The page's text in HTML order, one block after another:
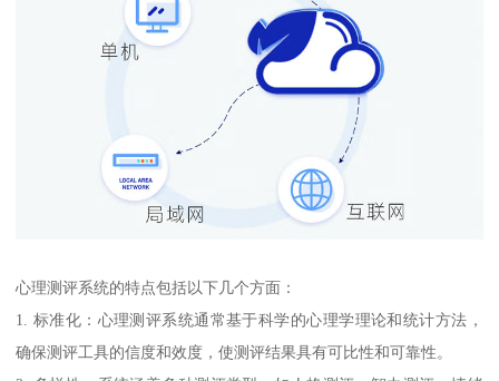
心理测评系统的特点包括以下几个方面：
1. 标准化：心理测评系统通常基于科学的心理学理论和统计方法，
确保测评工具的信度和效度，使测评结果具有可比性和可靠性。